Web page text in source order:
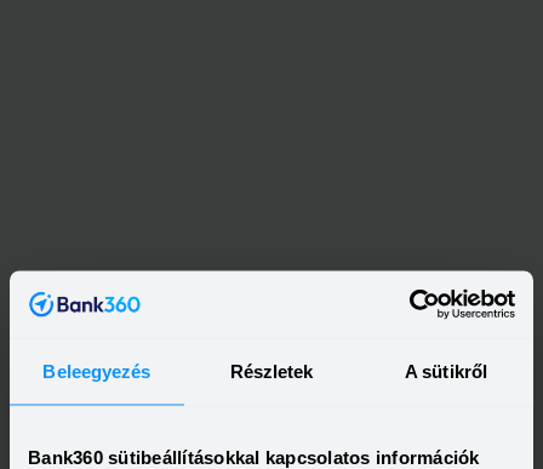
Beleegyezés Részletek A sütikről
Bank360 sütibeállításokkal kapcsolatos információk
Kapcsolódó címkék